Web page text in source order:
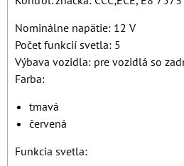
Nominálne napätie: 12 V
Počet funkcií svetla: 5
Výbava vozidla: pre vozidlá so
Farba:
tmavá
červená
Funkcia svetla: